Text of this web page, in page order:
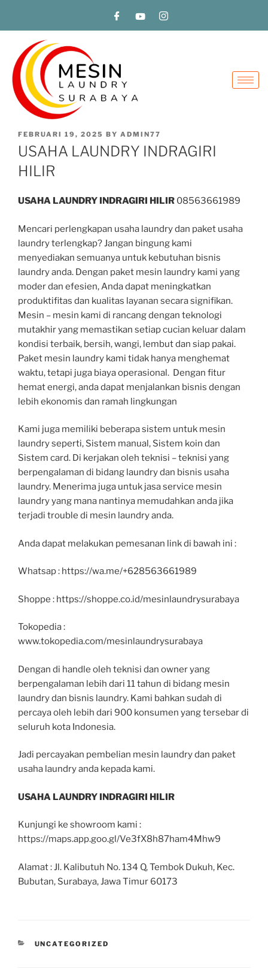
FEBRUARI 19, 2025 BY ADMIN77
USAHA LAUNDRY INDRAGIRI
HILIR
USAHA LAUNDRY INDRAGIRI HILIR 08563661989
Mencari perlengkapan usaha laundry dan paket usaha
laundry terlengkap? Jangan bingung kami
menyediakan semuanya untuk kebutuhan bisnis
laundry anda. Dengan paket mesin laundry kami yang
moder dan efesien, Anda dapat meningkatkan
produktifitas dan kualitas layanan secara signifikan.
Mesin – mesin kami di rancang dengan teknologi
mutakhir yang memastikan setiap cucian keluar dalam
kondisi terbaik, bersih, wangi, lembut dan siap pakai.
Paket mesin laundry kami tidak hanya menghemat
waktu, tetapi juga biaya operasional. Dengan fitur
hemat energi, anda dapat menjalankan bisnis dengan
lebih ekonomis dan ramah lingkungan
Kami juga memiliki beberapa sistem untuk mesin
laundry seperti, Sistem manual, Sistem koin dan
Sistem card. Di kerjakan oleh teknisi – teknisi yang
berpengalaman di bidang laundry dan bisnis usaha
laundry. Menerima juga untuk jasa service mesin
laundry yang mana nantinya memudahkan anda jika
terjadi trouble di mesin laundry anda.
Anda dapat melakukan pemesanan link di bawah ini :
Whatsap : https://wa.me/+628563661989
Shoppe : https://shoppe.co.id/mesinlaundrysurabaya
Tokopedia :
www.tokopedia.com/mesinlaundrysurabaya
Dengan di handle oleh teknisi dan owner yang
berpengalaman lebih dari 11 tahun di bidang mesin
laundry dan bisnis laundry. Kami bahkan sudah di
percaya oleh lebih dari 900 konsumen yang tersebar di
seluruh kota Indonesia.
Jadi percayakan pembelian mesin laundry dan paket
usaha laundry anda kepada kami.
USAHA LAUNDRY INDRAGIRI HILIR
Kunjungi ke showroom kami :
https://maps.app.goo.gl/Ve3fX8h87ham4Mhw9
Alamat : Jl. Kalibutuh No. 134 Q, Tembok Dukuh, Kec.
Bubutan, Surabaya, Jawa Timur 60173
UNCATEGORIZED